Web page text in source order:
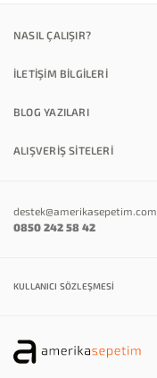
NASIL ÇALIŞIR?
İLETİŞİM BİLGİLERİ
BLOG YAZILARI
ALIŞVERİŞ SİTELERİ
destek@amerikasepetim.com
0850 242 58 42
KULLANICI SÖZLEŞMESI